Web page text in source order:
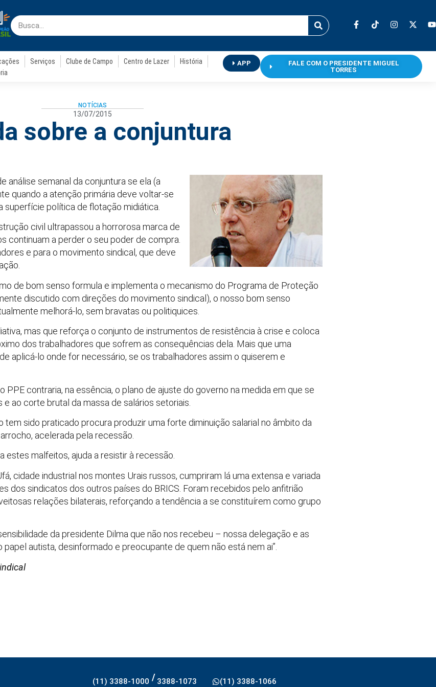
Serviços Clube de Campo Centro de Lazer
História
APP
FALE COM O PRESIDENTE MIGUEL
TORRES
NOTÍCIAS
13/07/2015
sobre a conjuntura
análise semanal da conjuntura se ela (a
quando a atenção primária deve voltar-se
superfície política de flotação midiática.
civil ultrapassou a horrorosa marca de
continuam a perder o seu poder de compra.
e para o movimento sindical, que deve
de bom senso formula e implementa o mecanismo do Programa de Proteção
discutido com direções do movimento sindical), o nosso bom senso
melhorá-lo, sem bravatas ou politiquices.
mas que reforça o conjunto de instrumentos de resistência à crise e coloca
dos trabalhadores que sofrem as consequências dela. Mais que uma
aplicá-lo onde for necessário, se os trabalhadores assim o quiserem e
PPE contraria, na essência, o plano de ajuste do governo na medida em que se
ao corte brutal da massa de salários setoriais.
tem sido praticado procura produzir uma forte diminuição salarial no âmbito da
acelerada pela recessão.
estes malfeitos, ajuda a resistir à recessão.
cidade industrial nos montes Urais russos, cumpriram lá uma extensa e variada
dos sindicatos dos outros países do BRICS. Foram recebidos pelo anfitrião
relações bilaterais, reforçando a tendência a se constituírem como grupo
da presidente Dilma que não nos recebeu – nossa delegação e as
autista, desinformado e preocupante de quem não está nem ai”.
(11) 3388-1000 / 3388-1073 (11) 3388-1066